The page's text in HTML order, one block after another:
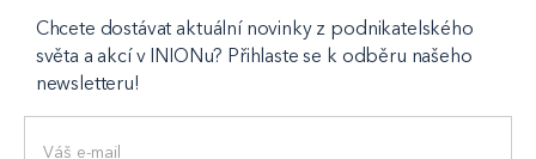
Chcete dostávat aktuální novinky z podnikatelského
světa a akcí v INIONu? Přihlaste se k odběru našeho
newsletteru!